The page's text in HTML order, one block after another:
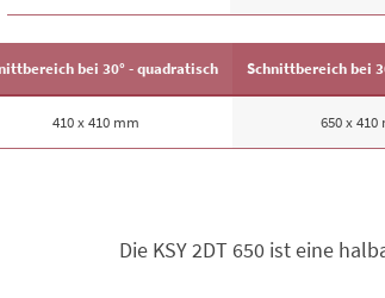
bei 30° - quadratisch
410 x 410 mm
Schnittbereich bei
650 x 410
Die KSY 2DT 650 ist eine